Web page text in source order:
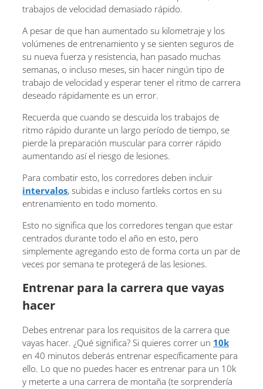
trabajos de velocidad demasiado rápido.
A pesar de que han aumentado su kilometraje y los
volúmenes de entrenamiento y se sienten seguros de
su nueva fuerza y ​​resistencia, han pasado muchas
semanas, o incluso meses, sin hacer ningún tipo de
trabajo de velocidad y esperar tener el ritmo de carrera
deseado rápidamente es un error.
Recuerda que cuando se descuida los trabajos de
ritmo rápido durante un largo período de tiempo, se
pierde la preparación muscular para correr rápido
aumentando así el riesgo de lesiones.
Para combatir esto, los corredores deben incluir
intervalos, subidas e incluso fartleks cortos en su
entrenamiento en todo momento.
Esto no significa que los corredores tengan que estar
centrados durante todo el año en esto, pero
simplemente agregando esto de forma corta un par de
veces por semana te protegerá de las lesiones.
Entrenar para la carrera que vayas
hacer
Debes entrenar para los requisitos de la carrera que
vayas hacer. ¿Qué significa? Si quieres correr un 10k
en 40 minutos deberás entrenar específicamente para
ello. Lo que no puedes hacer es entrenar para un 10k
y meterte a una carrera de montaña (te sorprendería